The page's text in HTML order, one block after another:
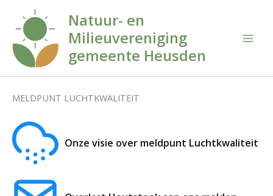
inhoud
Natuur- en
Milieuvereniging
gemeente Heusden
MELDPUNT LUCHTKWALITEIT
Onze visie over meldpunt Luchtkwaliteit